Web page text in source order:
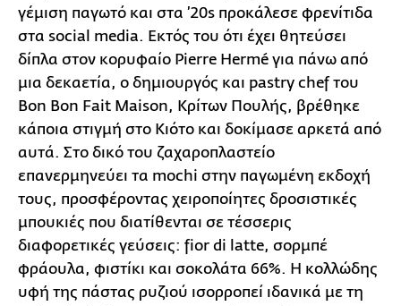
γέμιση παγωτό και στα ’20s προκάλεσε φρενίτιδα
στα social media. Εκτός του ότι έχει θητεύσει
δίπλα στον κορυφαίο Pierre Hermé για πάνω από
μια δεκαετία, ο δημιουργός και pastry chef του
Bon Bon Fait Maison, Κρίτων Πουλής, βρέθηκε
κάποια στιγμή στο Κιότο και δοκίμασε αρκετά από
αυτά. Στο δικό του ζαχαροπλαστείο
επανερμηνεύει τα mochi στην παγωμένη εκδοχή
τους, προσφέροντας χειροποίητες δροσιστικές
μπουκιές που διατίθενται σε τέσσερις
διαφορετικές γεύσεις: fior di latte, σορμπέ
φράουλα, φιστίκι και σοκολάτα 66%. Η κολλώδης
υφή της πάστας ρυζιού ισορροπεί ιδανικά με τη